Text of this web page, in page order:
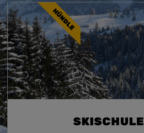
SKISCHULE
HÜNDLE